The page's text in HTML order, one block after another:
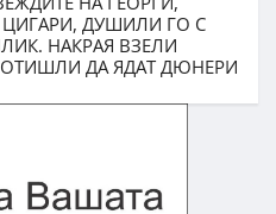
ДУШИЛИ ГО С
НАКРАЯ ВЗЕЛИ
ДА ЯДАТ ДЮНЕРИ